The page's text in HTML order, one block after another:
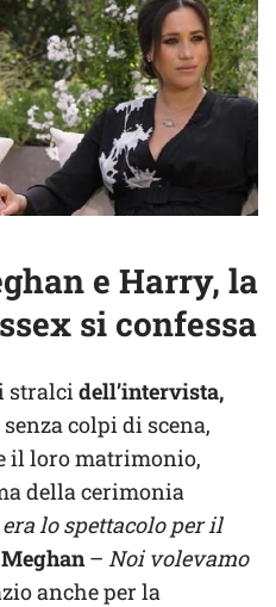
e Harry, la
si confessa
stralci dell’intervista,
colpi di scena,
il loro matrimonio,
della cerimonia
era lo spettacolo per il
Meghan– Noi volevamo
anche per la